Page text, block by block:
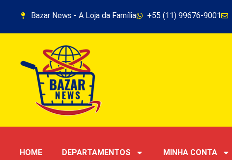
Bazar News - A Loja da Família +55 (11) 99676-9001
HOME DEPARTAMENTOS MINHA CONTA